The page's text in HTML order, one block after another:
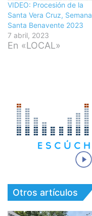
VIDEO: Procesión de la
Santa Vera Cruz, Semana
Santa Benavente 2023
7 abril, 2023
En «LOCAL»
Otros artículos